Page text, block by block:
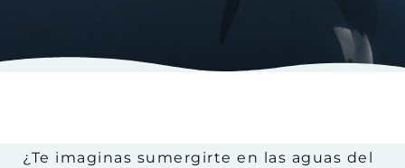
¿Te imaginas sumergirte en las aguas del